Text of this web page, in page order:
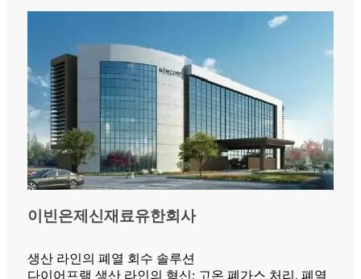
이빈은제신재료유한회사
생산 라인의 폐열 회수 솔루션
다이어프램 생산 라인의 혁신: 고온 폐가스 처리, 폐열